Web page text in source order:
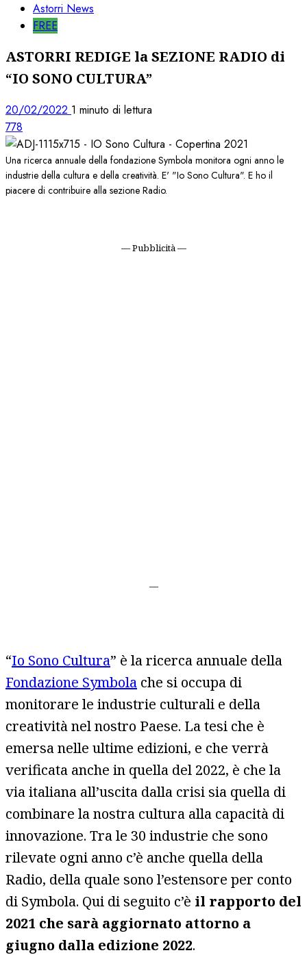
Astorri News
FREE
ASTORRI REDIGE la SEZIONE RADIO di
“IO SONO CULTURA”
20/02/2022 1 minuto di lettura
778
Una ricerca annuale della fondazione Symbola monitora ogni anno le
industrie della cultura e della creatività. E' "Io Sono Cultura". E ho il
piacere di contribuire alla sezione Radio.
— Pubblicità —
—
“Io Sono Cultura” è la ricerca annuale della
Fondazione Symbola che si occupa di
monitorare le industrie culturali e della
creatività nel nostro Paese. La tesi che è
emersa nelle ultime edizioni, e che verrà
verificata anche in quella del 2022, è che la
via italiana all’uscita dalla crisi sia quella di
combinare la nostra cultura alla capacità di
innovazione. Tra le 30 industrie che sono
rilevate ogni anno c’è anche quella della
Radio, della quale sono l’estensore per conto
di Symbola. Qui di seguito c’è il rapporto del
2021 che sarà aggiornato attorno a
giugno dalla edizione 2022.